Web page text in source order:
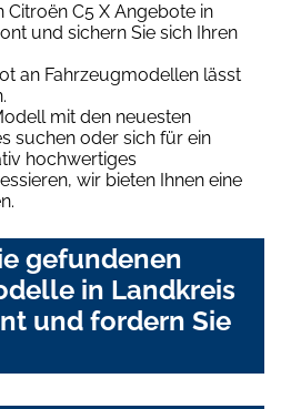
Citroën C5 X Angebote in
und sichern Sie sich Ihren
an Fahrzeugmodellen lässt
mit den neuesten
suchen oder sich für ein
hochwertiges
wir bieten Ihnen eine
gefundenen
in Landkreis
und fordern Sie